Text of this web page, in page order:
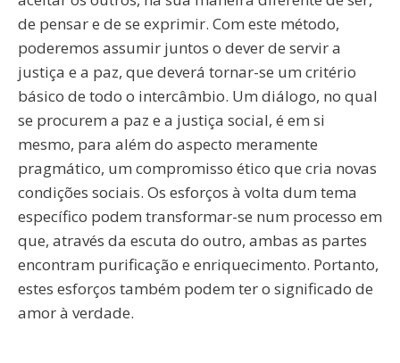
de pensar e de se exprimir. Com este método,
poderemos assumir juntos o dever de servir a
justiça e a paz, que deverá tornar-se um critério
básico de todo o intercâmbio. Um diálogo, no qual
se procurem a paz e a justiça social, é em si
mesmo, para além do aspecto meramente
pragmático, um compromisso ético que cria novas
condições sociais. Os esforços à volta dum tema
específico podem transformar-se num processo em
que, através da escuta do outro, ambas as partes
encontram purificação e enriquecimento. Portanto,
estes esforços também podem ter o significado de
amor à verdade.